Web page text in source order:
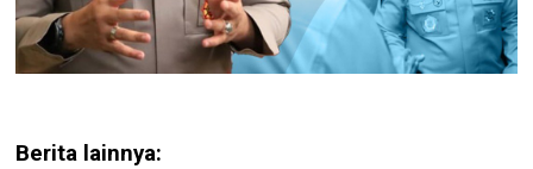
Berita lainnya: